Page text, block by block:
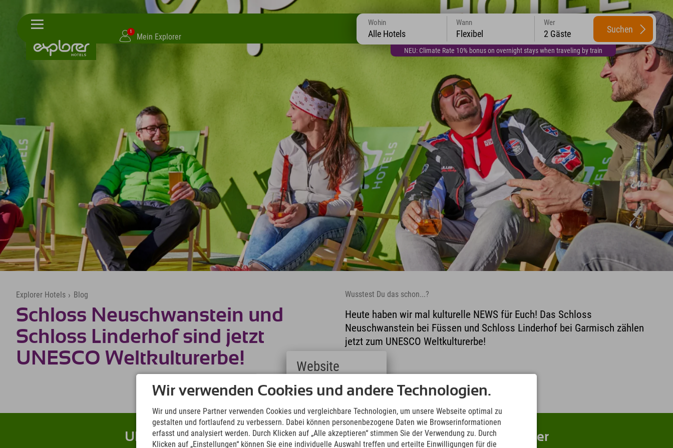
1
Mein Explorer
NEU: Climate Rate 10% bonus on overnight stays when traveling by train
Wohin
Alle Hotels
Wann
Flexibel
Wer
2 Gäste Suchen
Explorer Hotels › Blog
Schloss Neuschwanstein und
Schloss Linderhof sind jetzt
UNESCO Weltkulturerbe!
Wusstest Du das schon...?
Heute haben wir mal kulturelle NEWS für Euch! Das Schloss
Neuschwanstein bei Füssen und Schloss Linderhof bei Garmisch zählen
jetzt zum UNESCO Weltkulturerbe!
UNESCO-Vibes: Schlösser-Check zwischen Wanderung & Abenteuer
Wir verwenden Cookies und andere Technologien.
Wir und unsere Partner verwenden Cookies und vergleichbare Technologien, um unsere Webseite optimal zu
gestalten und fortlaufend zu verbessern. Dabei können personenbezogene Daten wie Browserinformationen
erfasst und analysiert werden. Durch Klicken auf „Alle akzeptieren“ stimmen Sie der Verwendung zu. Durch
Klicken auf „Einstellungen“ können Sie eine individuelle Auswahl treffen und erteilte Einwilligungen für die
Website
Deutsch
(German)
English
(English)
Italiano
(Italian)